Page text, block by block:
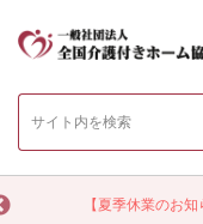
【夏季休業のお